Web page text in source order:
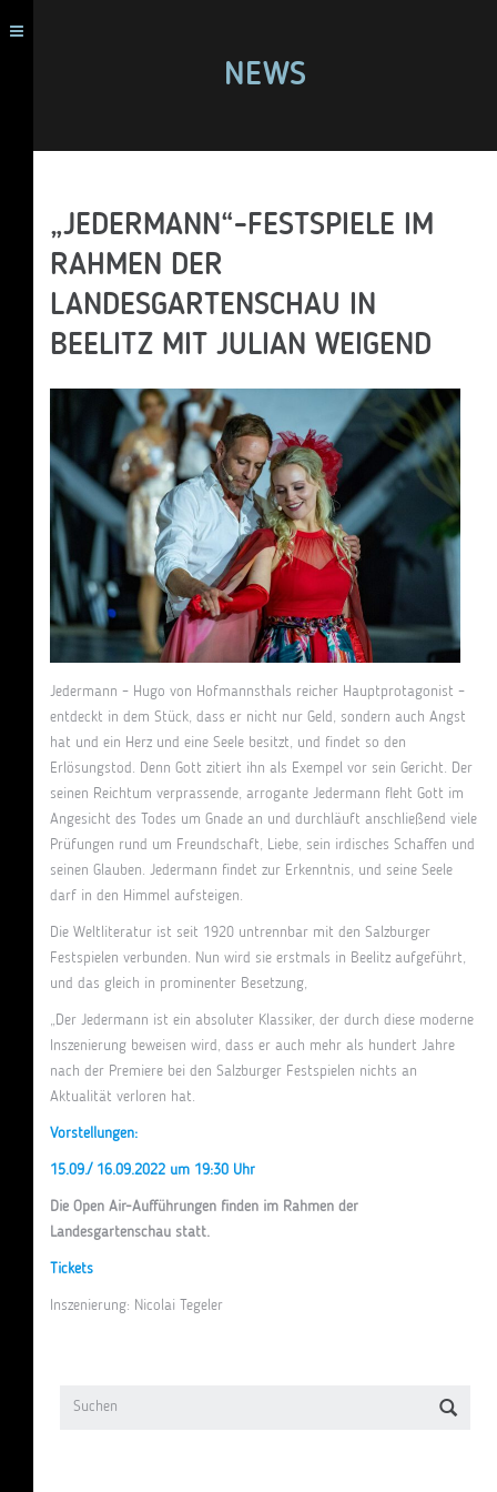
NEWS
„JEDERMANN“-FESTSPIELE IM
RAHMEN DER
LANDESGARTENSCHAU IN
BEELITZ MIT JULIAN WEIGEND
Jedermann – Hugo von Hofmannsthals reicher Hauptprotagonist –
entdeckt in dem Stück, dass er nicht nur Geld, sondern auch Angst
hat und ein Herz und eine Seele besitzt, und findet so den
Erlösungstod. Denn Gott zitiert ihn als Exempel vor sein Gericht. Der
seinen Reichtum verprassende, arrogante Jedermann fleht Gott im
Angesicht des Todes um Gnade an und durchläuft anschließend viele
Prüfungen rund um Freundschaft, Liebe, sein irdisches Schaffen und
seinen Glauben. Jedermann findet zur Erkenntnis, und seine Seele
darf in den Himmel aufsteigen.
Die Weltliteratur ist seit 1920 untrennbar mit den Salzburger
Festspielen verbunden. Nun wird sie erstmals in Beelitz aufgeführt,
und das gleich in prominenter Besetzung,
„Der Jedermann ist ein absoluter Klassiker, der durch diese moderne
Inszenierung beweisen wird, dass er auch mehr als hundert Jahre
nach der Premiere bei den Salzburger Festspielen nichts an
Aktualität verloren hat.
Vorstellungen:
15.09./ 16.09.2022 um 19:30 Uhr
Die Open Air-Aufführungen finden im Rahmen der
Landesgartenschau statt.
Tickets
Inszenierung: Nicolai Tegeler